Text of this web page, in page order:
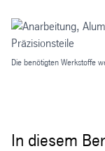
Die benötigten Werkstoffe
In diesem